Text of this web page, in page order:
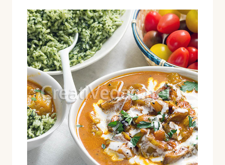
MAMUANG)